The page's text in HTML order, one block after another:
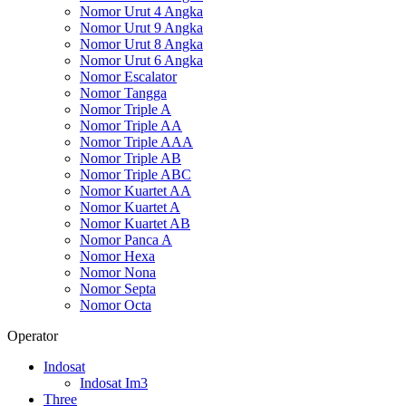
Nomor Urut 4 Angka
Nomor Urut 9 Angka
Nomor Urut 8 Angka
Nomor Urut 6 Angka
Nomor Escalator
Nomor Tangga
Nomor Triple A
Nomor Triple AA
Nomor Triple AAA
Nomor Triple AB
Nomor Triple ABC
Nomor Kuartet AA
Nomor Kuartet A
Nomor Kuartet AB
Nomor Panca A
Nomor Hexa
Nomor Nona
Nomor Septa
Nomor Octa
Operator
Indosat
Indosat Im3
Three